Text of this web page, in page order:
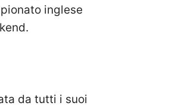
inglese
da tutti i suoi